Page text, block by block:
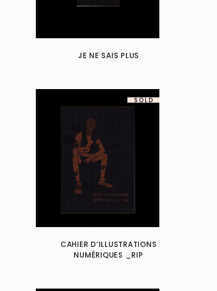
JE NE SAIS PLUS
SOLD
CAHIER D’ILLUSTRATIONS
NUMÉRIQUES _RIP